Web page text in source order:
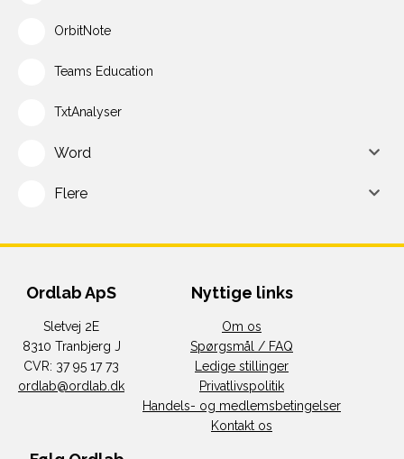
OrbitNote
Teams Education
TxtAnalyser
Word
Flere
Ordlab ApS
Sletvej 2E
8310 Tranbjerg J
CVR: 37 95 17 73
ordlab@ordlab.dk
Nyttige links
Om os
Spørgsmål / FAQ
Ledige stillinger
Privatlivspolitik
Handels- og medlemsbetingelser
Kontakt os